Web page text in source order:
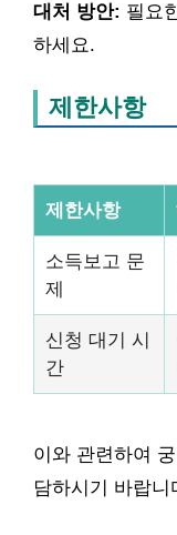
대처 방안: 필요
하세요.
제한사항
제한사항
소득보고 문
제
신청 대기 시
간
이와 관련하여
담하시기 바랍니